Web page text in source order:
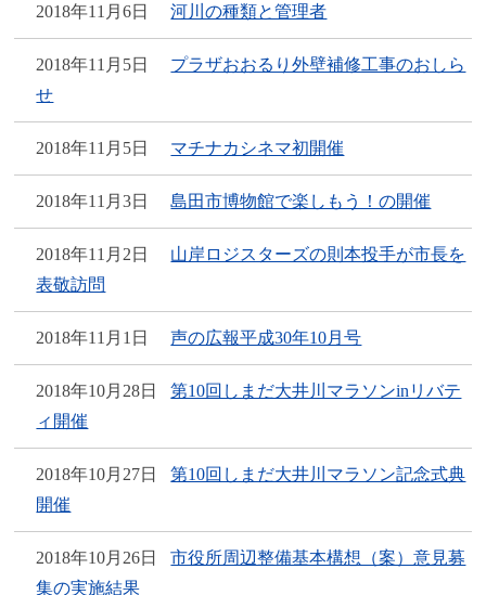
2018年11月6日 河川の種類と管理者
2018年11月5日
プラザおおるり外壁補修工事のおしら
せ
2018年11月5日 マチナカシネマ初開催
2018年11月3日 島田市博物館で楽しもう！の開催
2018年11月2日
山岸ロジスターズの則本投手が市長を
表敬訪問
2018年11月1日 声の広報平成30年10月号
2018年10月28日
第10回しまだ大井川マラソンinリバテ
ィ開催
2018年10月27日
第10回しまだ大井川マラソン記念式典
開催
2018年10月26日
市役所周辺整備基本構想（案）意見募
集の実施結果